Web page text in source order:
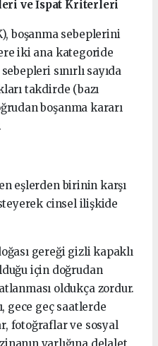
ve İspat Kriterleri
boşanma sebeplerini
iki ana kategoride
sınırlı sayıda
takdirde (bazı
boşanma kararı
eşlerden birinin karşı
cinsel ilişkide
gereği gizli kapaklı
için doğrudan
oldukça zordur.
gece geç saatlerde
fotoğraflar ve sosyal